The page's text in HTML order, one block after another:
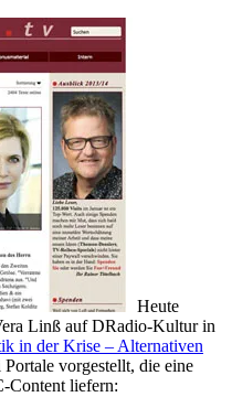
Heute
Linß auf DRadio-Kultur in
in der Krise – Alternativen
vorgestellt, die eine
Content liefern: